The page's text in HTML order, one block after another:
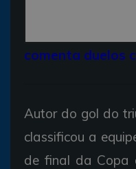
comenta duelos
Autor do gol do
classificou a
de final da Copa